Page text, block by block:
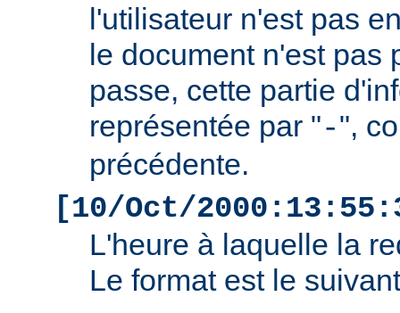
l'utilisateur n'est pas
le document n'est pas
passe, cette partie
représentée par "-",
précédente.
[10/Oct/
L'heure à laquelle la
Le format est le